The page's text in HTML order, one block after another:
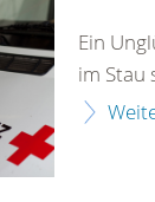
Ein
im Stau